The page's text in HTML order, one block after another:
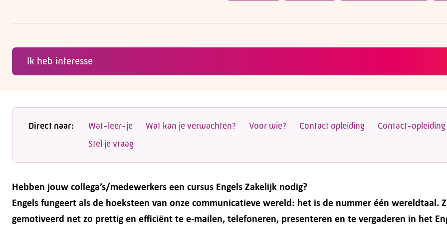
Ik heb interesse
Direct naar: Wat-leer-je Wat kan je verwachten? Voor wie? Contact opleiding
Contact-opleiding
Stel je vraag
Hebben jouw collega’s/medewerkers een cursus Engels Zakelijk nodig?
Engels fungeert als de hoeksteen van onze communicatieve wereld: het is de nummer één wereldtaal.
gemotiveerd net zo prettig en efficiënt te e-mailen, telefoneren, presenteren en te vergaderen in het